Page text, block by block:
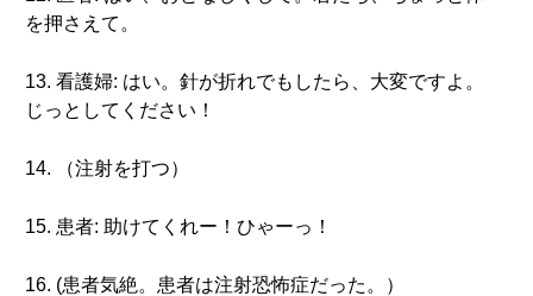
を押さえて。
13. 看護婦: はい。針が折れでもしたら、大変ですよ。
じっとしてください！
14. （注射を打つ）
15. 患者: 助けてくれー！ひゃーっ！
16. (患者気絶。患者は注射恐怖症だった。）